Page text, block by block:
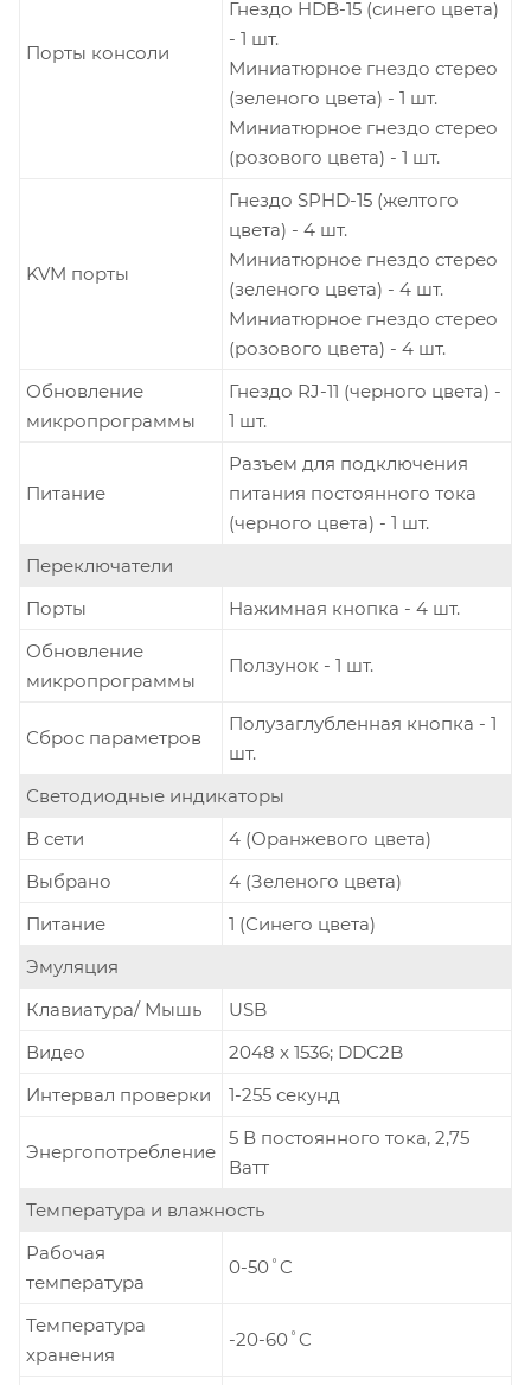
Порты консоли
Гнездо HDB-15 (синего цвета)
- 1 шт.
Миниатюрное гнездо стерео
(зеленого цвета) - 1 шт.
Миниатюрное гнездо стерео
(розового цвета) - 1 шт.
KVM порты
Гнездо SPHD-15 (желтого
цвета) - 4 шт.
Миниатюрное гнездо стерео
(зеленого цвета) - 4 шт.
Миниатюрное гнездо стерео
(розового цвета) - 4 шт.
Обновление
микропрограммы
Гнездо RJ-11 (черного цвета) -
1 шт.
Питание
Разъем для подключения
питания постоянного тока
(черного цвета) - 1 шт.
Переключатели
Порты
Нажимная кнопка - 4 шт.
Обновление
микропрограммы
Ползунок - 1 шт.
Сброс параметров
Полузаглубленная кнопка - 1
шт.
Светодиодные индикаторы
В сети
4 (Оранжевого цвета)
Выбрано
4 (Зеленого цвета)
Питание
1 (Синего цвета)
Эмуляция
Клавиатура/ Мышь
USB
Видео
2048 x 1536; DDC2B
Интервал проверки
1-255 секунд
Энергопотребление
5 В постоянного тока, 2,75
Ватт
Температура и влажность
Рабочая
температура
0-50˚C
Температура
хранения
-20-60˚C